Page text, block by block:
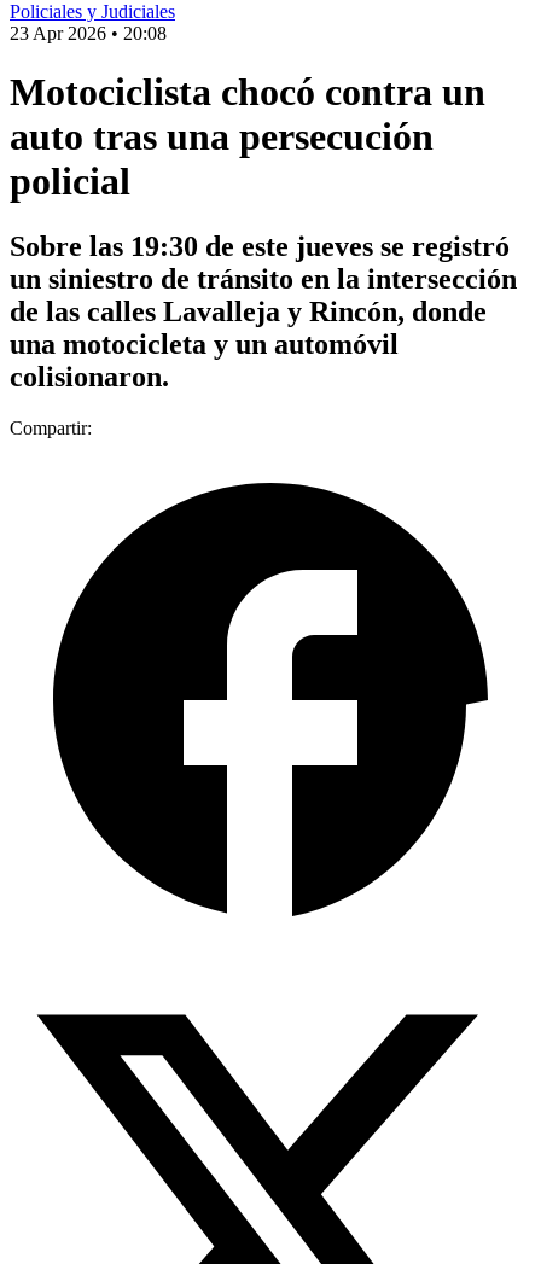
Policiales y Judiciales
23 Apr 2026 • 20:08
Motociclista chocó contra un
auto tras una persecución
policial
Sobre las 19:30 de este jueves se registró
un siniestro de tránsito en la intersección
de las calles Lavalleja y Rincón, donde
una motocicleta y un automóvil
colisionaron.
Compartir: